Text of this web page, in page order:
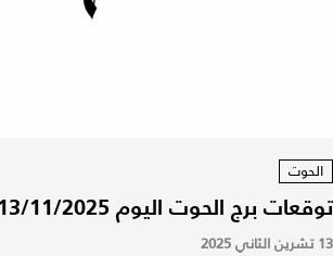
الحوت
توقعات برج الحوت اليوم 13/11/2025
13 تشرين الثاني 2025